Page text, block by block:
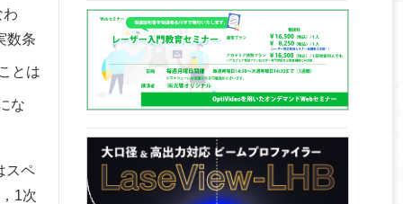
わ
数条
とは
な
スペ
1次